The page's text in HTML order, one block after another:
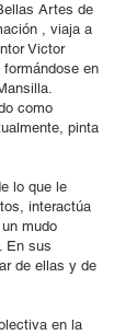
Artes de
, viaja a
Victor
en
como
pinta
lo que le
interactúa
mudo
En sus
de ellas y de
en la